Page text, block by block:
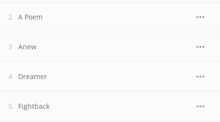
A Poem
Anew
Dreamer
Fightback